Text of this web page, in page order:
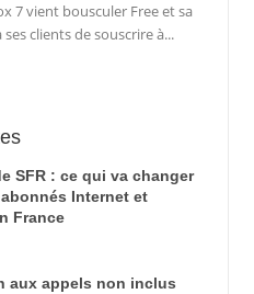
7 vient bousculer Free et sa
clients de souscrire à...
SFR : ce qui va changer
Internet et
France
aux appels non inclus